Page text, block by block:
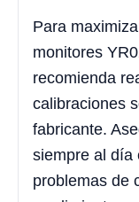
Para
monitores
recomienda
calibraciones
fabricante.
siempre al día
problemas de